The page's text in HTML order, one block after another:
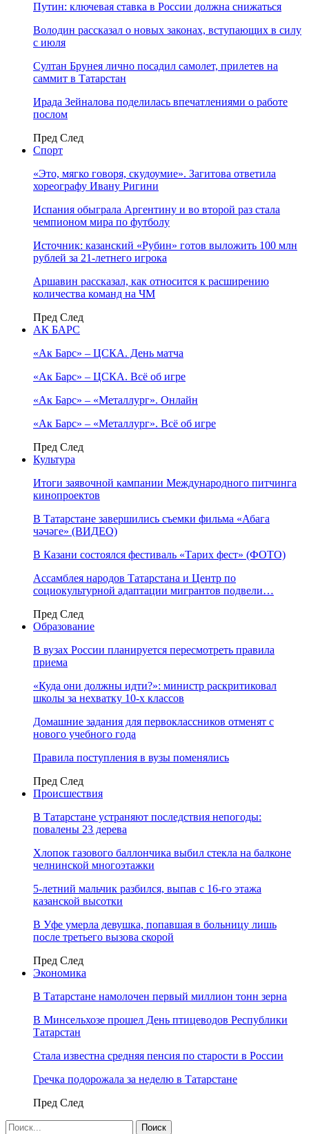
Путин: ключевая ставка в России должна снижаться
Володин рассказал о новых законах, вступающих в силу
с июля
Султан Брунея лично посадил самолет, прилетев на
саммит в Татарстан
Ирада Зейналова поделилась впечатлениями о работе
послом
Пред След
Спорт
«Это, мягко говоря, скудоумие». Загитова ответила
хореографу Ивану Ригини
Испания обыграла Аргентину и во второй раз стала
чемпионом мира по футболу
Источник: казанский «Рубин» готов выложить 100 млн
рублей за 21-летнего игрока
Аршавин рассказал, как относится к расширению
количества команд на ЧМ
Пред След
АК БАРС
«Ак Барс» – ЦСКА. День матча
«Ак Барс» – ЦСКА. Всё об игре
«Ак Барс» – «Металлург». Онлайн
«Ак Барс» – «Металлург». Всё об игре
Пред След
Культура
Итоги заявочной кампании Международного питчинга
кинопроектов
В Татарстане завершились съемки фильма «Абага
чәчәге» (ВИДЕО)
В Казани состоялся фестиваль «Тарих фест» (ФОТО)
Ассамблея народов Татарстана и Центр по
социокультурной адаптации мигрантов подвели…
Пред След
Образование
В вузах России планируется пересмотреть правила
приема
«Куда они должны идти?»: министр раскритиковал
школы за нехватку 10-х классов
Домашние задания для первоклассников отменят с
нового учебного года
Правила поступления в вузы поменялись
Пред След
Происшествия
В Татарстане устраняют последствия непогоды:
повалены 23 дерева
Хлопок газового баллончика выбил стекла на балконе
челнинской многоэтажки
5-летний мальчик разбился, выпав с 16-го этажа
казанской высотки
В Уфе умерла девушка, попавшая в больницу лишь
после третьего вызова скорой
Пред След
Экономика
В Татарстане намолочен первый миллион тонн зерна
В Минсельхозе прошел День птицеводов Республики
Татарстан
Стала известна средняя пенсия по старости в России
Гречка подорожала за неделю в Татарстане
Пред След